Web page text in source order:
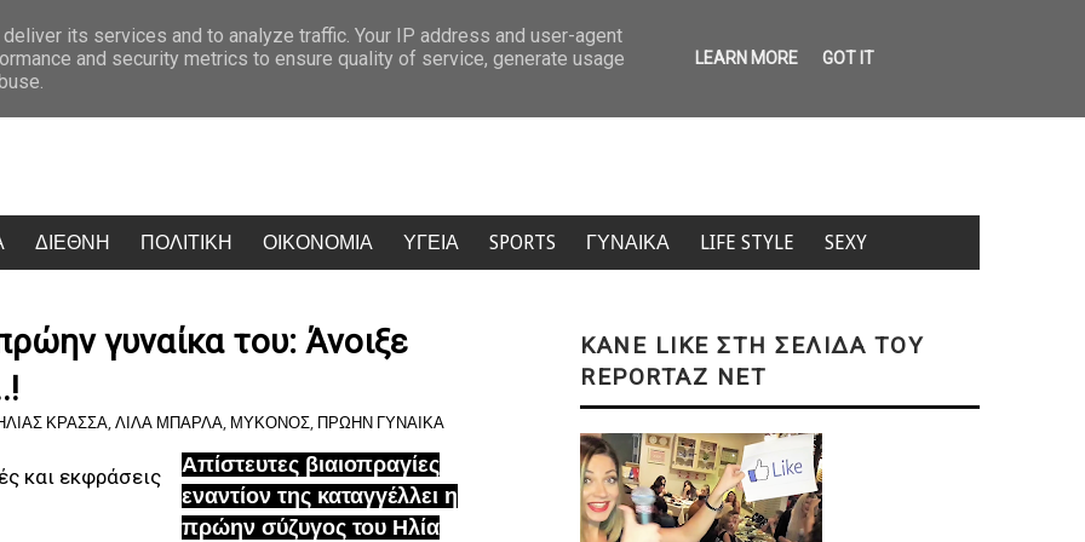
διέκοψε πρόωρα το πρόγραμμα Χώρισαν Ελένη Βουλγαράκη και Φώτης Ιωαννίδης; – Η ατάκα Ραπτόπουλου άναψε φωτιές (ΒΙΝΤΕΟ)
ΔΙΕΘΝΗ ΠΟΛΙΤΙΚΗ ΟΙΚΟΝΟΜΙΑ ΥΓΕΙΑ SPORTS ΓΥΝΑΙΚΑ LIFE STYLE SEXY
γυναίκα του: Άνοιξε
ΚΡΑΣΣΑ, ΛΙΛΑ ΜΠΑΡΛΑ, ΜΥΚΟΝΟΣ, ΠΡΩΗΝ ΓΥΝΑΙΚΑ
Απίστευτες βιαιοπραγίες
εναντίον της καταγγέλλει η
πρώην σύζυγος του Ηλία
KANE LIKE ΣΤΗ ΣΕΛΙΔΑ ΤΟΥ
REPORTAZ NET
its services and to analyze traffic. Your IP address and user-agent
and security metrics to ensure quality of service, generate usage
LEARN MORE GOT IT